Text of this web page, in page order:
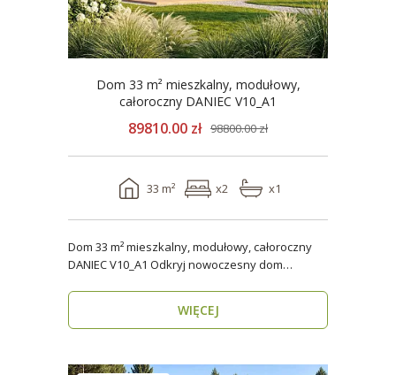
Dom 33 m² mieszkalny, modułowy,
całoroczny DANIEC V10_A1
89810.00 zł 98800.00 zł
33 m² x2 x1
Dom 33 m² mieszkalny, modułowy, całoroczny
DANIEC V10_A1 Odkryj nowoczesny dom
WIĘCEJ